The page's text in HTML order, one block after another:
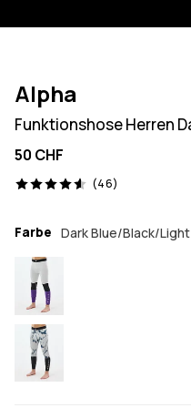
Alpha
Funktionshose Herren
50 CHF
(46)
46 Reviews, 4.6/5
Farbe Dark Blue/Black/